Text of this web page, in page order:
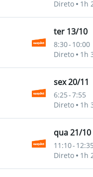
Direto
1h
ter 13/10
8:30- 10:00
Direto
1h
sex 20/11
6:25-7:55
Direto
1h
qua 21/10
11:10- 12:35
Direto
1h